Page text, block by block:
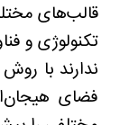
قالب‌های
تکنولوژی و
ندارند با
فضای